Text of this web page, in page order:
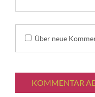
Über neue
KOMMENTAR